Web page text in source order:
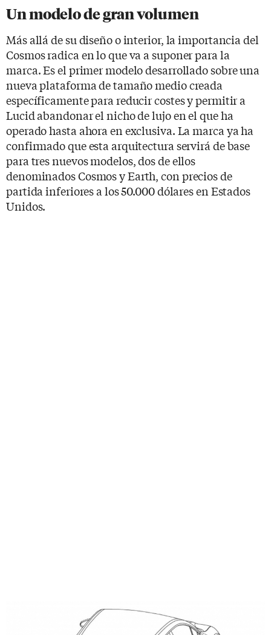
Un modelo de gran volumen
Más allá de su diseño o interior, la importancia del
Cosmos radica en lo que va a suponer para la
marca. Es el primer modelo desarrollado sobre una
nueva plataforma de tamaño medio creada
específicamente para reducir costes y permitir a
Lucid abandonar el nicho de lujo en el que ha
operado hasta ahora en exclusiva. La marca ya ha
confirmado que esta arquitectura servirá de base
para tres nuevos modelos, dos de ellos
denominados Cosmos y Earth, con precios de
partida inferiores a los 50.000 dólares en Estados
Unidos.